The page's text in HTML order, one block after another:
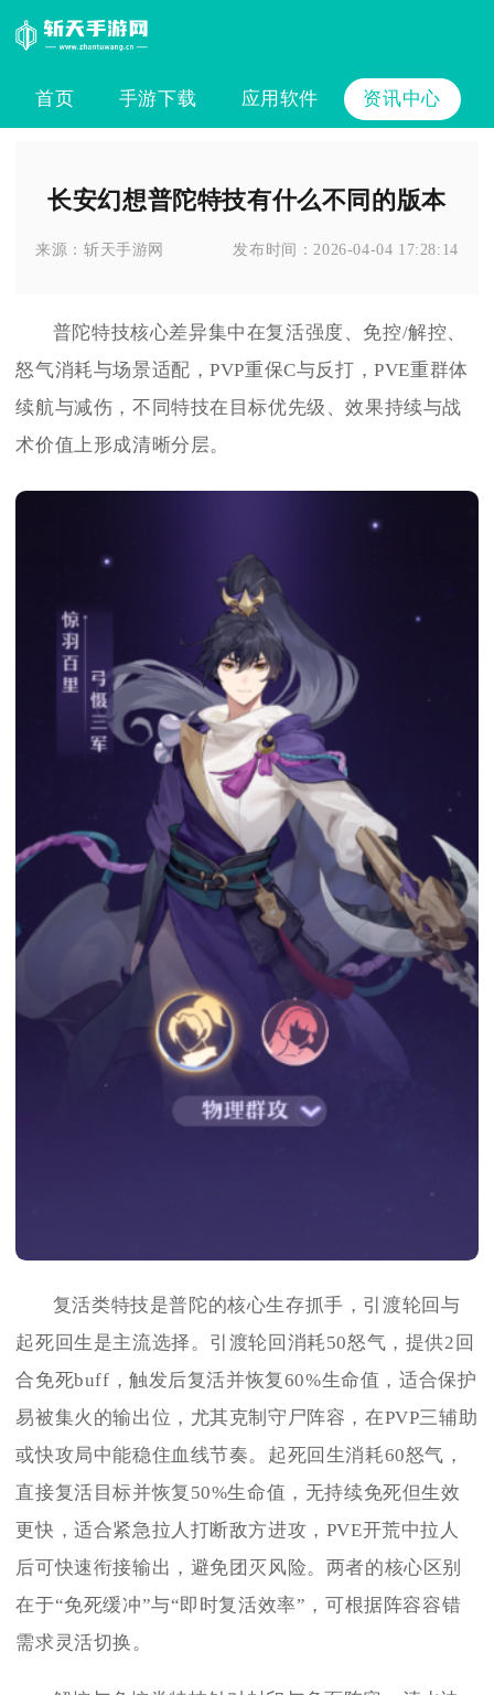
首页 手游下载 应用软件 资讯中心
长安幻想普陀特技有什么不同的版本
来源：斩天手游网 发布时间： 2026-04-04 17:28:14
普陀特技核心差异集中在复活强度、免控/解控、
怒气消耗与场景适配，PVP重保C与反打，PVE重群体
续航与减伤，不同特技在目标优先级、效果持续与战
术价值上形成清晰分层。
复活类特技是普陀的核心生存抓手，引渡轮回与
起死回生是主流选择。引渡轮回消耗50怒气，提供2回
合免死buff，触发后复活并恢复60%生命值，适合保护
易被集火的输出位，尤其克制守尸阵容，在PVP三辅助
或快攻局中能稳住血线节奏。起死回生消耗60怒气，
直接复活目标并恢复50%生命值，无持续免死但生效
更快，适合紧急拉人打断敌方进攻，PVE开荒中拉人
后可快速衔接输出，避免团灭风险。两者的核心区别
在于“免死缓冲”与“即时复活效率”，可根据阵容容错
需求灵活切换。